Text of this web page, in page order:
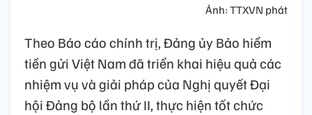
Ảnh: TTXVN phát
Theo Báo cáo chính trị, Đảng ủy Bảo hiểm
tiền gửi Việt Nam đã triển khai hiệu quả các
nhiệm vụ và giải pháp của Nghị quyết Đại
hội Đảng bộ lần thứ II, thực hiện tốt chức